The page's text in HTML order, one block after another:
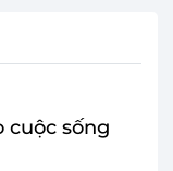
cuộc sống